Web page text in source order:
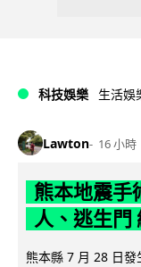
科技娛樂 生活娛
Lawton 16 小時
熊本地震手
人、逃生門
熊本縣 7 月 28 日